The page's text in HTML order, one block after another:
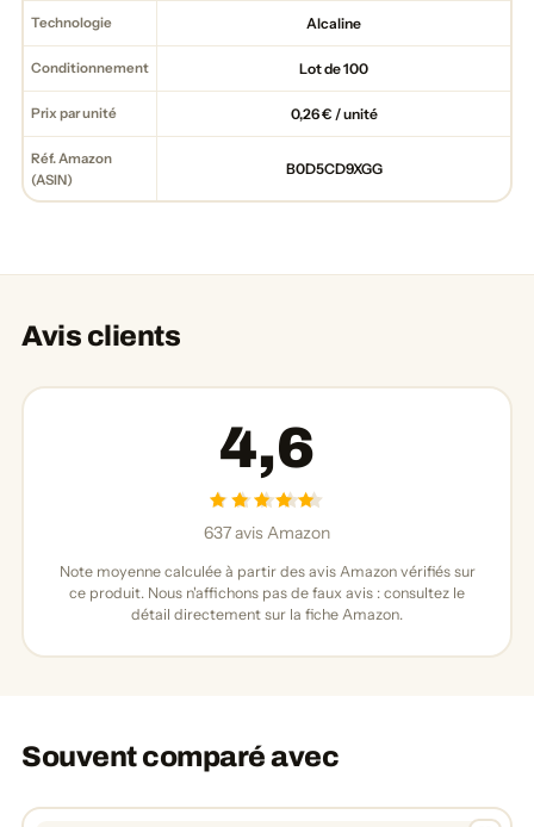
Technologie Alcaline
Conditionnement Lot de 100
Prix par unité 0,26 € / unité
Réf. Amazon
(ASIN)
B0D5CD9XGG
Avis clients
4,6
637 avis Amazon
Note moyenne calculée à partir des avis Amazon vérifiés sur
ce produit. Nous n'affichons pas de faux avis : consultez le
détail directement sur la fiche Amazon.
Souvent comparé avec